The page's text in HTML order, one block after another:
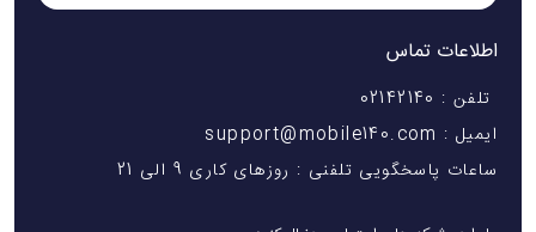
اطلاعات تماس
تلفن : 02142140
ایمیل : support@mobile140.com
ساعات پاسخگویی تلفنی : روزهای کاری 9 الی 21